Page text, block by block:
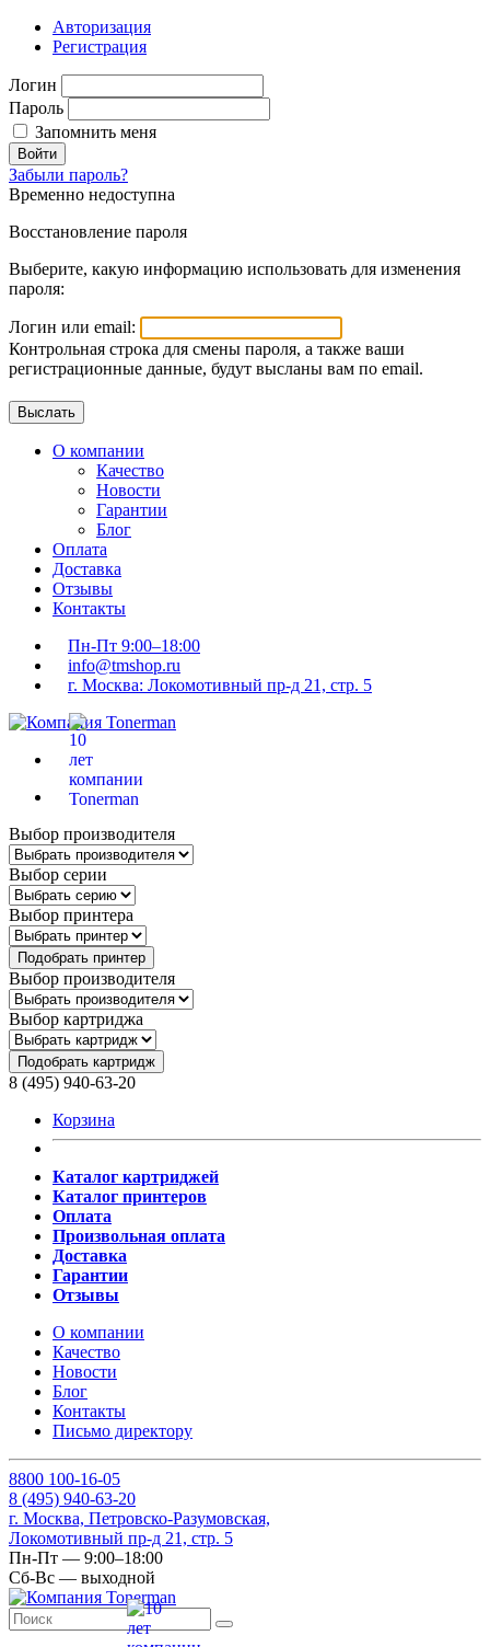
Авторизация
Регистрация
Логин
Пароль
Запомнить меня
Войти
Забыли пароль?
Временно недоступна
Восстановление пароля
Выберите, какую информацию использовать для изменения
пароля:
Логин или email:
Контрольная строка для смены пароля, а также ваши
регистрационные данные, будут высланы вам по email.
О компании
Качество
Новости
Гарантии
Блог
Оплата
Доставка
Отзывы
Контакты
Пн-Пт 9:00–18:00
info@tmshop.ru
г. Москва: Локомотивный пр-д 21, стр. 5
Выбор производителя
Выбор серии
Выбор принтера
Подобрать принтер
Выбор производителя
Выбор картриджа
Подобрать картридж
8 (495) 940-63-20
Корзина
Каталог картриджей
Каталог принтеров
Оплата
Произвольная оплата
Доставка
Гарантии
Отзывы
О компании
Качество
Новости
Блог
Контакты
Письмо директору
8800 100-16-05
8 (495) 940-63-20
г. Москва, Петровско-Разумовская,
Локомотивный пр-д 21, стр. 5
Пн-Пт — 9:00–18:00
Сб-Вс — выходной